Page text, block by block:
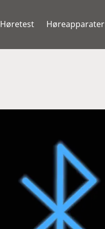
Høretest Høreapparater